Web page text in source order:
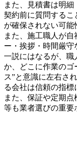
また、見積書は明
契約前に質問するこ
が確保されない可能
また、施工職人が
ー・挨拶・時間厳守
一説にはなるが、職
か、どこに作業のゴ
ス”と意識に左右さ
る会社は信頼の指標
また、保証や定期
等も業者選びの重要